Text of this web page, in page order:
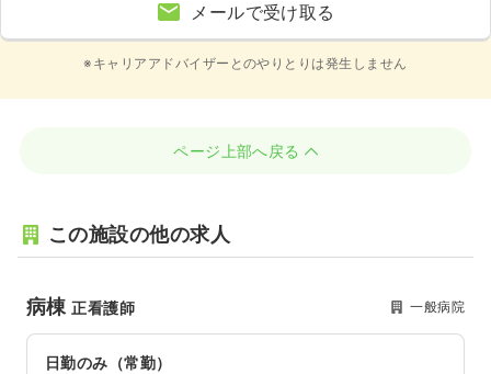
メールで受け取る
※キャリアアドバイザーとのやりとりは発生しません
ページ上部へ戻る
この施設の他の求人
病棟正看護師 一般病院
日勤のみ（常勤）